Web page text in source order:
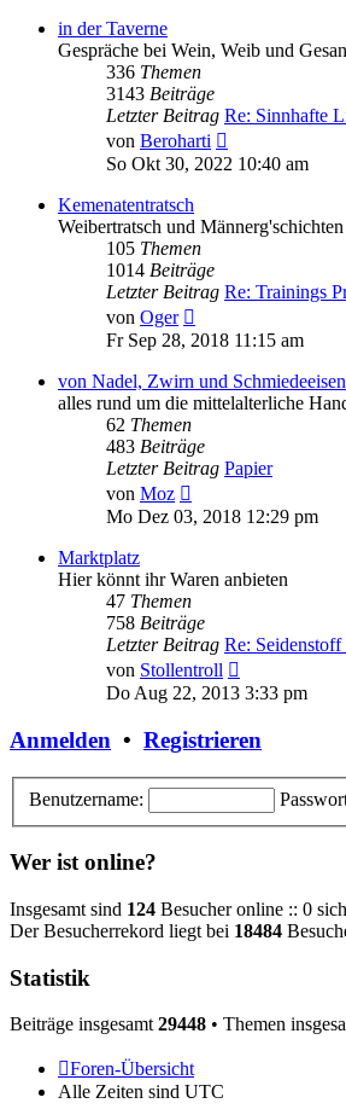
in der Taverne
Gespräche bei Wein, Weib und
336 Themen
3143 Beiträge
Letzter Beitrag Re: Sinnhafte
von Beroharti
Beitrag
So Okt 30, 2022 10:40 am
Kemenatentratsch
Weibertratsch und Männerg'schichten
105 Themen
1014 Beiträge
Letzter Beitrag Re: Trainings
von Oger
Beitrag
Fr Sep 28, 2018 11:15 am
von Nadel, Zwirn und Schmiedeeisen
alles rund um die mittelalterliche
62 Themen
483 Beiträge
Letzter Beitrag Papier
von Moz
Beitrag
Mo Dez 03, 2018 12:29 pm
Marktplatz
Hier könnt ihr Waren anbieten
47 Themen
758 Beiträge
Letzter Beitrag Re:
von Stollentroll
Beitrag
Do Aug 22, 2013 3:33 pm
Anmelden • Registrieren
Benutzername:
Wer ist online?
Insgesamt sind 124 Besucher online :: 0
Der Besucherrekord liegt bei 18484
Statistik
Beiträge insgesamt 29448 • Themen
Foren-Übersicht
Alle Zeiten sind UTC